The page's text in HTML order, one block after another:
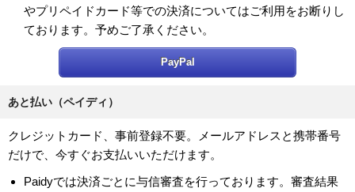
やプリペイドカード等での決済についてはご利用をお断りし
ております。予めご了承ください。
PayPal
あと払い（ペイディ）
クレジットカード、事前登録不要。メールアドレスと携帯番号
だけで、今すぐお支払いいただけます。
Paidyでは決済ごとに与信審査を行っております。審査結果